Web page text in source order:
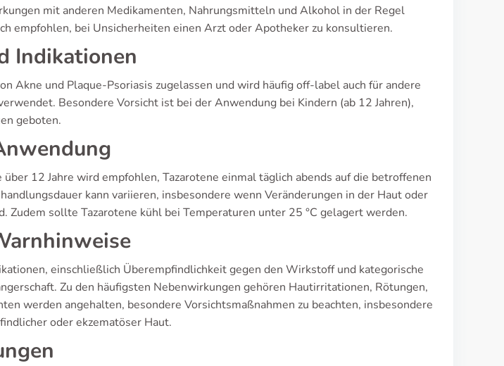
mit anderen Medikamenten, Nahrungsmitteln und Alkohol in der Regel
empfohlen, bei Unsicherheiten einen Arzt oder Apotheker zu konsultieren.
Indikationen
Akne und Plaque-Psoriasis zugelassen und wird häufig off-label auch für andere
Besondere Vorsicht ist bei der Anwendung bei Kindern (ab 12 Jahren),
geboten.
über 12 Jahre wird empfohlen, Tazarotene einmal täglich abends auf die betroffenen
kann variieren, insbesondere wenn Veränderungen in der Haut oder
Zudem sollte Tazarotene kühl bei Temperaturen unter 25 °C gelagert werden.
einschließlich Überempfindlichkeit gegen den Wirkstoff und kategorische
Zu den häufigsten Nebenwirkungen gehören Hautirritationen, Rötungen,
werden angehalten, besondere Vorsichtsmaßnahmen zu beachten, insbesondere
oder ekzematöser Haut.